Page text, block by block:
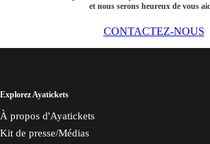
et nous serons heureux de vous
CONTACTEZ-NOUS
Explorez Ayatickets
À propos d'Ayatickets
Kit de presse/Médias